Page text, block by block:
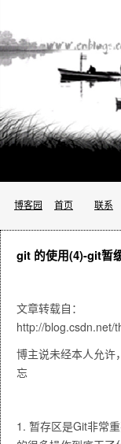
博客园 首页 联系
git 的使用(4)-git暂
文章转载自：
http://blog.csdn.net/
博主说未经本人允许
忘
1. 暂存区是Git非常